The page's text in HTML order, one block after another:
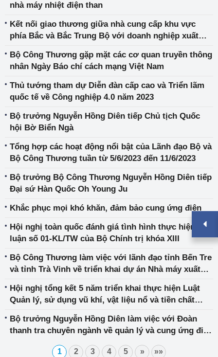
nhà máy nhiệt điện than
Kết nối giao thương giữa nhà cung cấp khu vực
phía Bắc và Bắc Trung Bộ với doanh nghiệp xuất
Bộ Công Thương gặp mặt các cơ quan truyền thông
nhân Ngày Báo chí cách mạng Việt Nam
Thủ tướng tham dự Diễn đàn cấp cao và Triển lãm
quốc tế về Công nghiệp 4.0 năm 2023
Bộ trưởng Nguyễn Hồng Diên tiếp Chủ tịch Quốc
hội Bờ Biển Ngà
Tổng hợp các hoạt động nổi bật của Lãnh đạo Bộ và
Bộ Công Thương tuần từ 5/6/2023 đến 11/6/2023
Bộ trưởng Bộ Công Thương Nguyễn Hồng Diên tiếp
Đại sứ Hàn Quốc Oh Young Ju
Khắc phục mọi khó khăn, đảm bảo cung ứng điện
Hội nghị toàn quốc đánh giá tình hình thực hiện Kết
luận số 01-KL/TW của Bộ Chính trị khóa XIII
Bộ Công Thương làm việc với lãnh đạo tỉnh Bến Tre
và tỉnh Trà Vinh về triển khai dự án Nhà máy xuất
Hội nghị tổng kết 5 năm triển khai thực hiện Luật
Quản lý, sử dụng vũ khí, vật liệu nổ và tiền chất
Bộ trưởng Nguyễn Hồng Diên làm việc với Đoàn
thanh tra chuyên ngành về quản lý và cung ứng điện
1 2 3 4 5 » »»